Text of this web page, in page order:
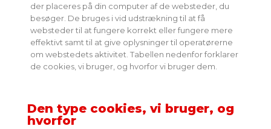
der placeres på din computer af de websteder, du
besøger. De bruges i vid udstrækning til at få
websteder til at fungere korrekt eller fungere mere
effektivt samt til at give oplysninger til operatørerne
om webstedets aktivitet. Tabellen nedenfor forklarer
de cookies, vi bruger, og hvorfor vi bruger dem.
Den type cookies, vi bruger, og
hvorfor